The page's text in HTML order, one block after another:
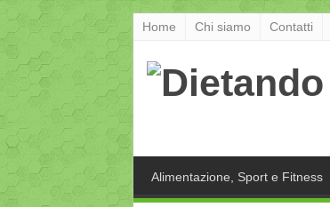
Home Chi siamo Contatti
Alimentazione, Sport e Fitness